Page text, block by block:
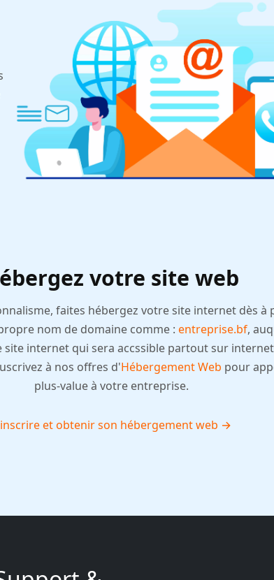
votre site web
faites hébergez votre site internet dès à
nom de domaine comme :entreprise.bf,
site internet qui sera accssible partout sur
à nos offres d'Hébergement Web pour
plus-value à votre entreprise.
et obtenir son hébergement web →